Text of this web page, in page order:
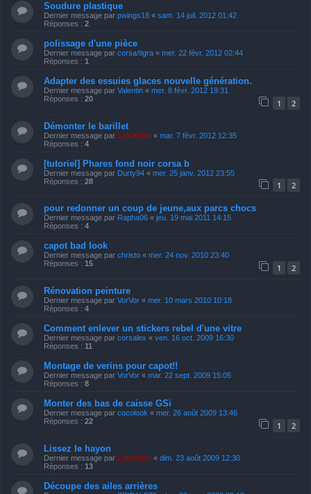
Soudure plastique
Dernier message par pwings18 « sam. 14 juil. 2012 01:42
Réponses : 2
polissage d'une pièce
Dernier message par corsa/tigra « mer. 22 févr. 2012 02:44
Réponses : 1
Adapter des essuies glaces nouvelle génération.
Dernier message par Valentin « mer. 8 févr. 2012 19:31
Réponses : 20 1 2
Démonter le barillet
Dernier message par LeKiffeur « mar. 7 févr. 2012 12:35
Réponses : 4
[tutoriel] Phares fond noir corsa b
Dernier message par Durty94 « mer. 25 janv. 2012 23:55
Réponses : 28 1 2
pour redonner un coup de jeune,aux parcs chocs
Dernier message par Rapha06 « jeu. 19 mai 2011 14:15
Réponses : 4
capot bad look
Dernier message par christo « mer. 24 nov. 2010 23:40
Réponses : 15 1 2
Rénovation peinture
Dernier message par VorVor « mer. 10 mars 2010 10:18
Réponses : 4
Comment enlever un stickers rebel d'une vitre
Dernier message par corsalex « ven. 16 oct. 2009 16:30
Réponses : 11
Montage de verins pour capot!!
Dernier message par VorVor « mar. 22 sept. 2009 15:05
Réponses : 8
Monter des bas de caisse GSi
Dernier message par cocolook « mer. 26 août 2009 13:46
Réponses : 22 1 2
Lissez le hayon
Dernier message par LeKiffeur « dim. 23 août 2009 12:30
Réponses : 13
Découpe des ailes arrières